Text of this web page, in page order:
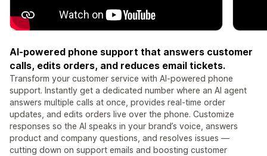
AI-powered phone support that answers customer
calls, edits orders, and reduces email tickets.
Transform your customer service with AI-powered phone
support. Instantly get a dedicated number where an AI agent
answers multiple calls at once, provides real-time order
updates, and edits orders live over the phone. Customize
responses so the AI speaks in your brand’s voice, answers
product and company questions, and resolves issues —
cutting down on support emails and boosting customer